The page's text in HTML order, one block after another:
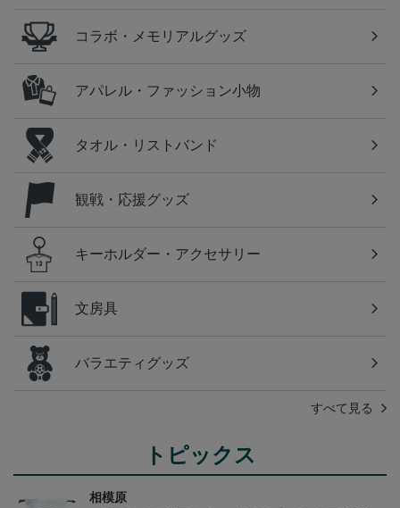
コラボ・メモリアルグッズ
アパレル・ファッション小物
タオル・リストバンド
観戦・応援グッズ
キーホルダー・アクセサリー
文房具
バラエティグッズ
すべて見る
トピックス
相模原